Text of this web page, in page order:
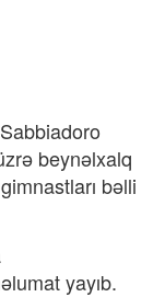
beynəlxalq
bəlli
yayıb.